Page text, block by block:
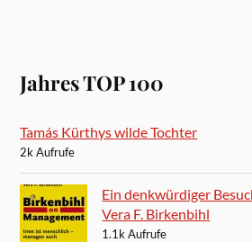
Jahres TOP 100
Tamás Kürthys wilde Tochter
2k Aufrufe
Ein denkwürdiger
Vera F. Birkenbihl
1.1k Aufrufe